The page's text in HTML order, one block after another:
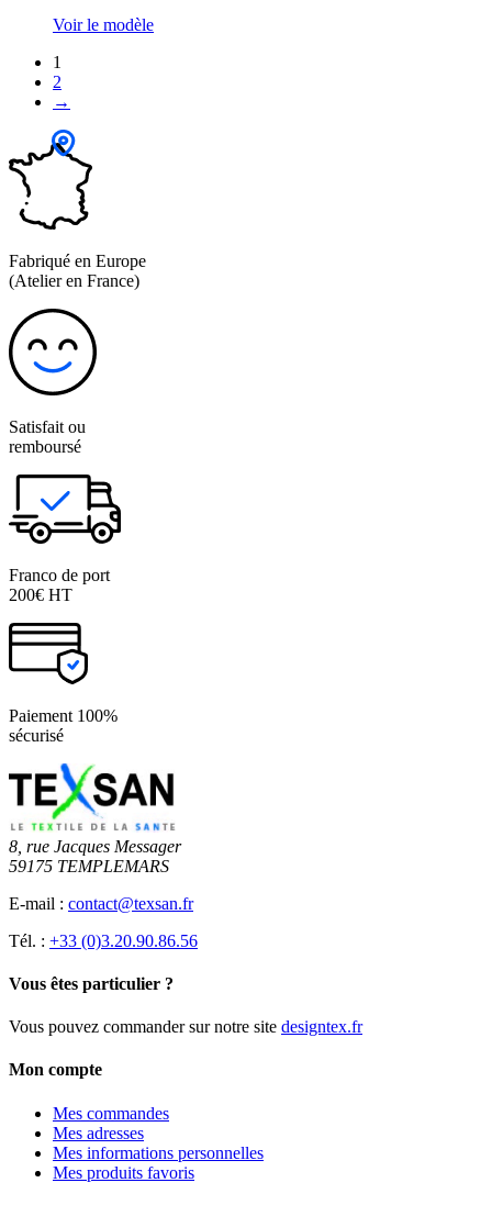
Voir le modèle
1
2
→
Fabriqué en Europe
(Atelier en France)
Satisfait ou
remboursé
Franco de port
200€ HT
Paiement 100%
sécurisé
8, rue Jacques Messager
59175 TEMPLEMARS
E-mail : contact@texsan.fr
Tél. : +33 (0)3.20.90.86.56
Vous êtes particulier ?
Vous pouvez commander sur notre site designtex.fr
Mon compte
Mes commandes
Mes adresses
Mes informations personnelles
Mes produits favoris